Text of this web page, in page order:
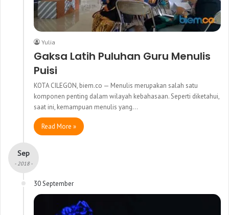
Yulia
Gaksa Latih Puluhan Guru Menulis
Puisi
KOTA CILEGON, biem.co — Menulis merupakan salah satu
komponen penting dalam wilayah kebahasaan. Seperti diketahui,
saat ini, kemampuan menulis yang…
Read More »
Sep
- 2018 -
30 September